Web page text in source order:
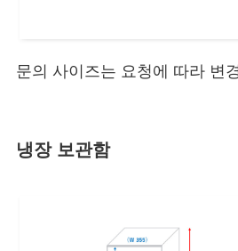
문의 사이즈는 요청에 따라 변
냉장 보관함